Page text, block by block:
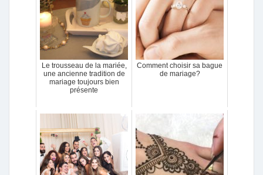
Le trousseau de la mariée,
une ancienne tradition de
mariage toujours bien
présente
Comment choisir sa bague
de mariage?